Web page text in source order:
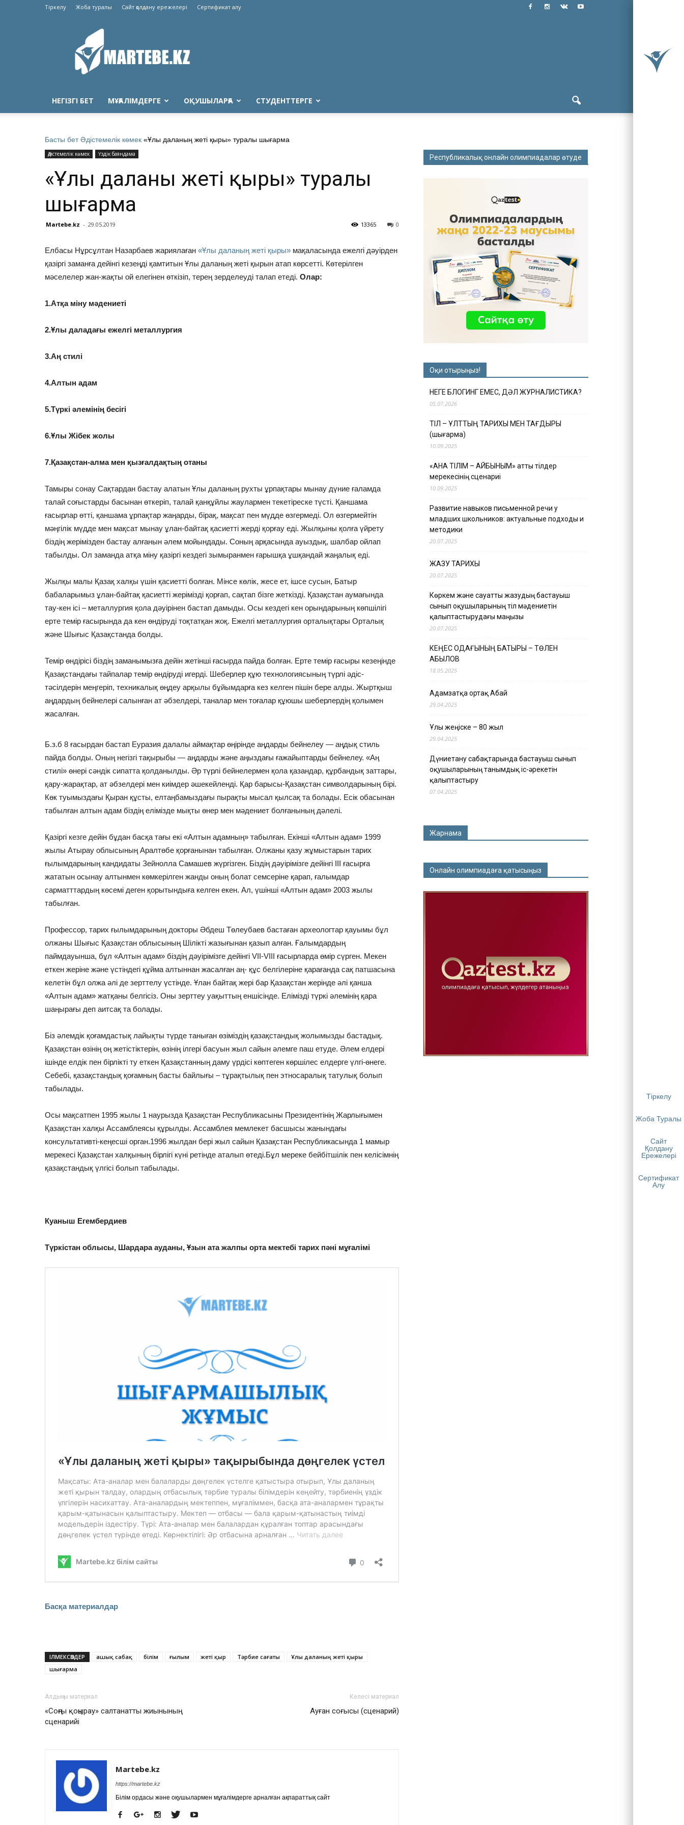
Тіркелу
Жоба Туралы
Сайт
Қолдану
Ережелері
Сертификат
Алу
Тіркелу Жоба туралы Сайт қолдану ережелері Сертификат алу
Martebe.kz
білім
сайты
НЕГІЗГІ БЕТ МҰҒАЛІМДЕРГЕ ОҚУШЫЛАРҒА СТУДЕНТТЕРГЕ
Басты бет Әдістемелік көмек «Ұлы даланың жеті қыры» туралы шығарма
Әдістемелік көмек Үздік баяндама
«Ұлы даланың жеті қыры» туралы
шығарма
Martebe.kz - 29.05.2019 0
13365
Елбасы Нұрсұлтан Назарбаев жариялаған «Ұлы даланың жеті қыры» мақаласында ежелгі дәуірден
қазіргі заманға дейінгі кезеңді қамтитын Ұлы даланың жеті қырын атап көрсетті. Көтерілген
мәселелер жан-жақты ой елегінен өткізіп, терең зерделеуді талап етеді. Олар:
1.Атқа міну мәдениеті
2.Ұлы даладағы ежелгі металлургия
3.Аң стилі
4.Алтын адам
5.Түркі әлемінің бесігі
6.Ұлы Жібек жолы
7.Қазақстан-алма мен қызғалдақтың отаны
Тамыры сонау Сақтардан бастау алатын Ұлы даланың рухты ұрпақтары мынау дүние ғаламда
талай соғыстарды басынан өткеріп, талай қанқұйлы жаулармен текетіреске түсті. Қаншама
ғасырлар өтті, қаншама ұрпақтар жаңарды, бірақ, мақсат пен мүдде өзгермеді. Ол өзгермейтін
мәңгілік мүдде мен мақсат мынау ұлан-байтақ қасиетті жерді қорғау еді. Жылқыны қолға үйрету
біздің жерімізден бастау алғанын әлем мойындады. Соның арқасында ауыздық, шалбар ойлап
табылды. Ол заманда атқа міну қазіргі кездегі зымыранмен ғарышқа ұшқандай жаңалық еді.
Жылқы малы Қазақ халқы үшін қасиетті болған. Мінсе көлік, жесе ет, ішсе сусын, Батыр
бабаларымыз ұлан-байтақ қасиетті жерімізді қорғап, сақтап бізге жеткізді. Қазақстан аумағында
тау-кен ісі – металлургия қола дәуірінен бастап дамыды. Осы кездегі кен орындарының көпшілігі
ерте темір ғасырында да кен өндіруді тоқтатқан жоқ. Ежелгі металлургия орталықтары Орталық
және Шығыс Қазақстанда болды.
Темір өндірісі біздің заманымызға дейін жетінші ғасырда пайда болған. Ерте темір ғасыры кезеңінде
Қазақстандағы тайпалар темір өндіруді игерді. Шеберлер құю технологиясының түрлі әдіс-
тәсілдерін меңгеріп, техникалық өңдеу арқылы бұйымдарға кез келген пішін бере алды. Жыртқыш
аңдардың бейнелері салынған ат әбзелдері, таналар мен тоғалар құюшы шеберлердің қолымен
жасалған.
Б.з.б 8 ғасырдан бастап Еуразия далалы аймақтар өңірінде аңдарды бейнелеу — аңдық стиль
пайда болды. Оның негізгі тақырыбы — аңдарды және аңыздағы ғажайыптарды бейнелеу. «Аң
стилі» өнері сәндік сипатта қолданылды. Әр түрлі бейнелермен қола қазандар, құрбандық заттары,
қару-жарақтар, ат әбзелдері мен киімдер әшекейленді. Қар барысы-Қазақстан символдарының бірі.
Көк туымыздағы Қыран құсты, елтаңбамыздағы пырақты мысал қылсақ та болады. Есік обасынан
табылған алтын адам біздің елімізде мықты өнер мен мәдениет болғанының дәлелі.
Қазіргі кезге дейін бұдан басқа тағы екі «Алтын адамның» табылған. Екінші «Алтын адам» 1999
жылы Атырау облысының Аралтөбе қорғанынан табылған. Олжаны қазу жұмыстарын тарих
ғылымдарының кандидаты Зейнолла Самашев жүргізген. Біздің дәуірімізге дейінгі III ғасырға
жататын осынау алтынмен көмкерілген жанды оның болат семсеріне қарап, ғалымдар
сарматттардың көсемі деген қорытындыға келген екен. Ал, үшінші «Алтын адам» 2003 жылы
табылған.
Профессор, тарих ғылымдарының докторы Әбдеш Төлеубаев бастаған археологтар қауымы бұл
олжаны Шығыс Қазақстан облысының Шілікті жазығынан қазып алған. Ғалымдардың
паймдауынша, бұл «Алтын адам» біздің дәуірімізге дейінгі VII-VIII ғасырларда өмір сүрген. Мекен
еткен жеріне және үстіндегі құйма алтыннан жасалған аң- құс белгілеріне қарағанда сақ патшасына
келетін бұл олжа әлі де зерттелу үстінде. Ұлан байтақ жері бар Қазақстан жерінде әлі қанша
«Алтын адам» жатқаны белгісіз. Оны зерттеу уақыттың еншісінде. Елімізді түркі әлемінің қара
шаңырағы деп аитсақ та болады.
Біз әлемдік қоғамдастық лайықты түрде таныған өзіміздің қазақстандық жолымызды бастадық.
Қазақстан өзінің оң жетістіктерін, өзінің ілгері басуын жыл сайын әлемге паш етуде. Әлем елдері
ішінде елдік пен бірлікті ту еткен Қазақстанның даму үрдісі көптеген көршілес елдерге үлгі-өнеге.
Себебі, қазақстандық қоғамның басты байлығы – тұрақтылық пен этносаралық татулық болып
табылады.
Осы мақсатпен 1995 жылы 1 наурызда Қазақстан Республикасыны Президентінің Жарлығымен
Қазақстан халқы Ассамблеясы құрылды. Ассамблея мемлекет басшысы жанындағы
консультативті-кеңесші орган.1996 жылдан бері жыл сайын Қазақстан Республикасында 1 мамыр
мерекесі Қазақстан халқының бірлігі күні ретінде аталып өтеді.Бұл мереке бейбітшілік пен келісімнің
қазақстандық үлгісі болып табылады.
Куаныш Егембердиев
Түркістан облысы, Шардара ауданы, Ұзын ата жалпы орта мектебі тарих пәні мұғалімі
Басқа материалдар
ІЛМЕКСӨЗДЕР ашық сабақ білім ғылым жеті қыр Тәрбие сағаты
Ұлы даланың жеті қыры
шығарма
Алдыңғы материал
«Соңғы қоңырау» салтанатты жиынының
сценарийі
Келесі материал
Ауған соғысы (сценарий)
Martebe.kz
https://martebe.kz
Білім ордасы және оқушылармен мұғалімдерге арналған ақпараттық сайт
Республикалық онлайн олимпиадалар өтуде
Оқи отырыңыз!
НЕГЕ БЛОГИНГ ЕМЕС, ДӘЛ ЖУРНАЛИСТИКА?
05.07.2026
ТІЛ – ҰЛТТЫҢ ТАРИХЫ МЕН ТАҒДЫРЫ
(шығарма)
10.09.2025
«АНА ТІЛІМ – АЙБЫНЫМ» атты тілдер
мерекесінің сценариі
10.09.2025
Развитие навыков письменной речи у
младших школьников: актуальные подходы и
методики
20.07.2025
ЖАЗУ ТАРИХЫ
20.07.2025
Көркем және сауатты жазудың бастауыш
сынып оқушыларының тіл мәдениетін
қалыптастырудағы маңызы
20.07.2025
КЕҢЕС ОДАҒЫНЫҢ БАТЫРЫ – ТӨЛЕН
ҚАБЫЛОВ
18.05.2025
Адамзатқа ортақ Абай
29.04.2025
Ұлы жеңіске – 80 жыл
29.04.2025
Дүниетану сабақтарында бастауыш сынып
оқушыларының танымдық іс-әрекетін
қалыптастыру
07.04.2025
Жарнама
Онлайн олимпиадаға қатысыңыз